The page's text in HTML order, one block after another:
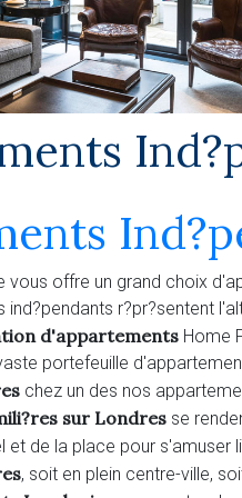
vous offre un grand choix
ind?pendants r?pr?sentent
d'appartements Home
portefeuille
chez un des nos
sur Londres se
et de la place pour
, soit en plein centre-ville,